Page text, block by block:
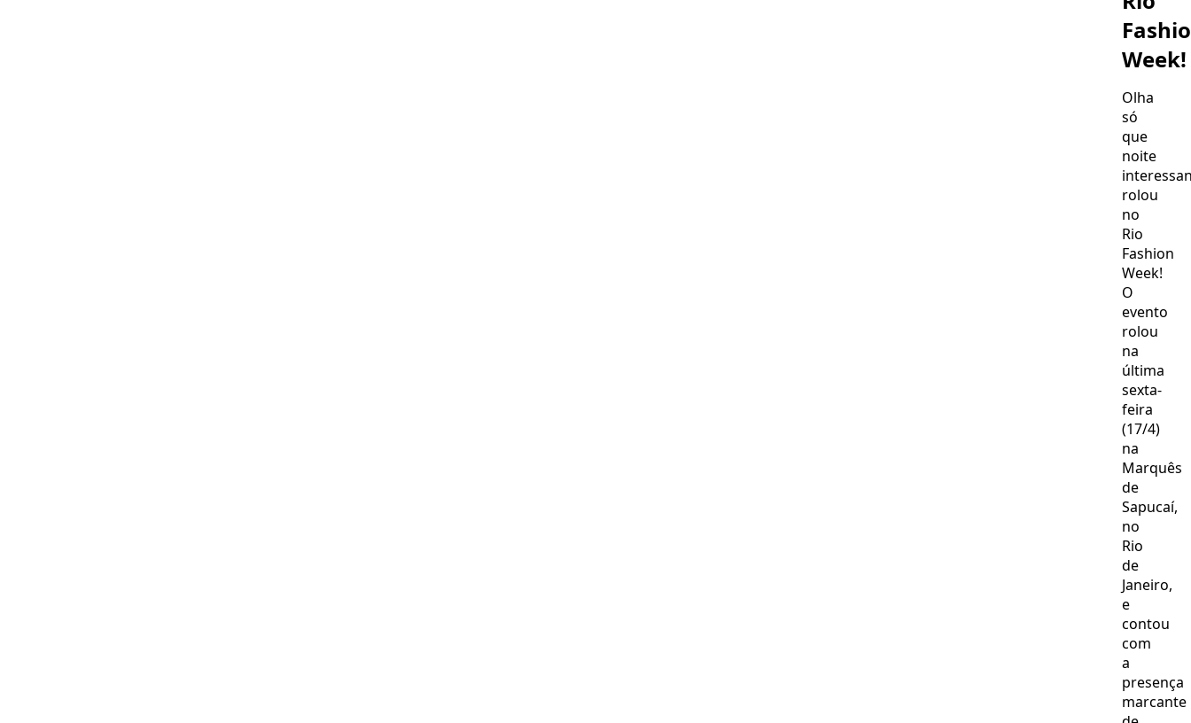
Week!
Olha
só
que
noite
rolou
no
Rio
Fashion
Week!
O
evento
rolou
na
última
sexta-
feira
(17/4)
na
Marquês
de
Sapucaí,
no
Rio
de
Janeiro,
e
contou
com
a
presença
marcante